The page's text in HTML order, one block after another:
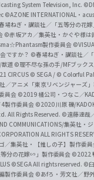
System Television, Inc.
©AZONE INTERNATIONAL・
場ねぎ・講談社／「五等分の花嫁
©赤坂アカ／集英社・かぐや様は
製作委員会
ですか？ ©春場ねぎ・講談社／
道 ©理不尽な孫の手/MFブック
CIRCUS © SEGA / © Colorful
／アニメ「東京リベンジャーズ
員会 ©2019 橘公司・つなこ／
4製作委員会 ©2020 川原 礫/
All Rights Reserved. ©遠藤達哉
COMMUNICATIONS/集英社・
ALL RIGHTS
／集英社・【推しの子】製作委員
分の花嫁∽」製作委員会 ©2022
©SEGA All rights reserved. ©
製作委員会 ©あfろ・芳文社／野